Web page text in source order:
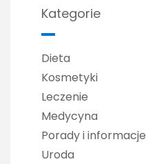
Kategorie
Dieta
Kosmetyki
Leczenie
Medycyna
Porady i informacje
Uroda